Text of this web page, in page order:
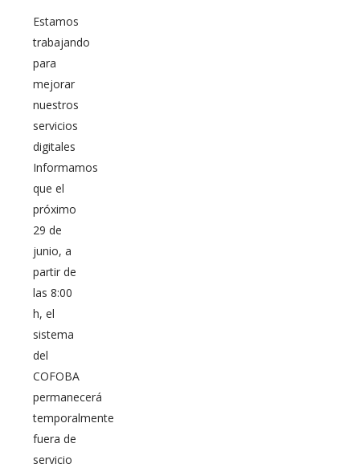
Estamos
trabajando
para
mejorar
nuestros
servicios
digitales
Informamos
que el
próximo
29 de
junio, a
partir de
las 8:00
h, el
sistema
del
COFOBA
permanecerá
temporalmente
fuera de
servicio